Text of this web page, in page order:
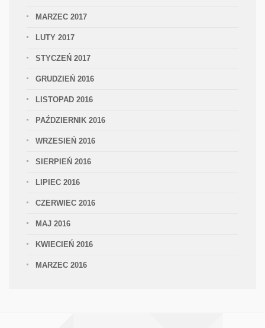
MARZEC 2017
LUTY 2017
STYCZEŃ 2017
GRUDZIEŃ 2016
LISTOPAD 2016
PAŹDZIERNIK 2016
WRZESIEŃ 2016
SIERPIEŃ 2016
LIPIEC 2016
CZERWIEC 2016
MAJ 2016
KWIECIEŃ 2016
MARZEC 2016